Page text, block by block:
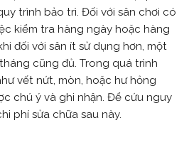
trình bảo trì. Đối với sân chơi có
kiểm tra hàng ngày hoặc hàng
đối với sân ít sử dụng hơn, một
cũng đủ. Trong quá trình
vết nứt, mòn, hoặc hư hỏng
chú ý và ghi nhận. Để cứu nguy
phí sửa chữa sau này.